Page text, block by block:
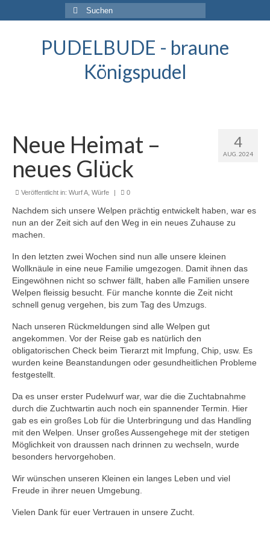
Suche
nach:
PUDELBUDE - braune
Königspudel
4
AUG. 2024
Neue Heimat –
neues Glück
Veröffentlicht in: Wurf A Würfe | 0
Nachdem sich unsere Welpen prächtig entwickelt haben, war es
nun an der Zeit sich auf den Weg in ein neues Zuhause zu
machen.
In den letzten zwei Wochen sind nun alle unsere kleinen
Wollknäule in eine neue Familie umgezogen. Damit ihnen das
Eingewöhnen nicht so schwer fällt, haben alle Familien unsere
Welpen fleissig besucht. Für manche konnte die Zeit nicht
schnell genug vergehen, bis zum Tag des Umzugs.
Nach unseren Rückmeldungen sind alle Welpen gut
angekommen. Vor der Reise gab es natürlich den
obligatorischen Check beim Tierarzt mit Impfung, Chip, usw. Es
wurden keine Beanstandungen oder gesundheitlichen Probleme
festgestellt.
Da es unser erster Pudelwurf war, war die die Zuchtabnahme
durch die Zuchtwartin auch noch ein spannender Termin. Hier
gab es ein großes Lob für die Unterbringung und das Handling
mit den Welpen. Unser großes Aussengehege mit der stetigen
Möglichkeit von draussen nach drinnen zu wechseln, wurde
besonders hervorgehoben.
Wir wünschen unseren Kleinen ein langes Leben und viel
Freude in ihrer neuen Umgebung.
Vielen Dank für euer Vertrauen in unsere Zucht.